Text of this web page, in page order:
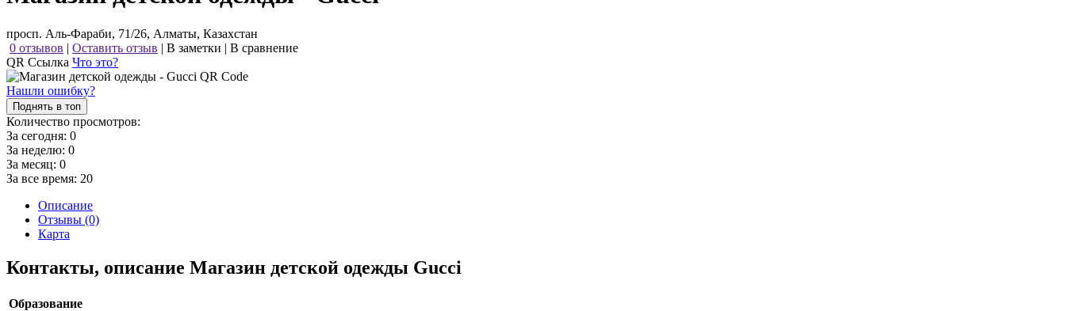
просп. Аль-Фараби, 71/26, Алматы, Казахстан
0 отзывов | Оставить отзыв | В заметки | В сравнение
QR Ссылка Что это?
Нашли ошибку?
Поднять в топ
Количество просмотров:
За сегодня: 0
За неделю: 0
За месяц: 0
За все время: 20
Описание
Отзывы (0)
Карта
Контакты, описание Магазин детской одежды Gucci
Образование